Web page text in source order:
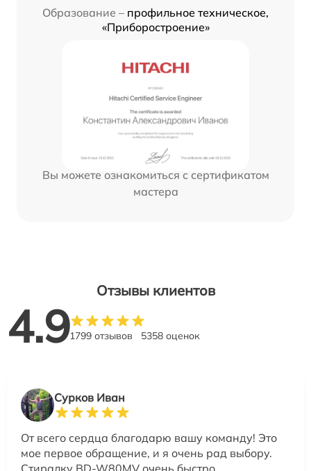
Образование – профильное техническое,
«Приборостроение»
Вы можете ознакомиться с сертификатом
мастера
Отзывы клиентов
4.91799 отзывов 5358 оценок
Сурков Иван
От всего сердца благодарю вашу команду! Это
мое первое обращение, и я очень рад выбору.
Стиралку BD-W80MV очень быстро